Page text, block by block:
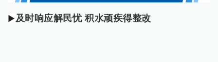
▶及时响应解民忧 积水顽疾得整改